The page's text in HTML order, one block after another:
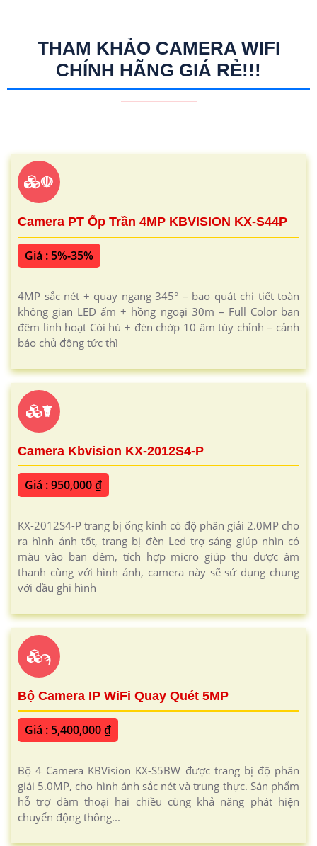
THAM KHẢO CAMERA WIFI
CHÍNH HÃNG GIÁ RẺ!!!
☫
Camera PT Ốp Trần 4MP KBVISION KX-S44P
Giá : 5%-35%
4MP sắc nét + quay ngang 345° – bao quát chi tiết toàn
không gian LED ấm + hồng ngoại 30m – Full Color ban
đêm linh hoạt Còi hú + đèn chớp 10 âm tùy chỉnh – cảnh
báo chủ động tức thì
☤
Camera Kbvision KX-2012S4-P
Giá : 950,000 ₫
KX-2012S4-P trang bị ống kính có độ phân giải 2.0MP cho
ra hình ảnh tốt, trang bị đèn Led trợ sáng giúp nhìn có
màu vào ban đêm, tích hợp micro giúp thu được âm
thanh cùng với hình ảnh, camera này sẽ sử dụng chung
với đầu ghi hình
ϡ
Bộ Camera IP WiFi Quay Quét 5MP
Giá : 5,400,000 ₫
Bộ 4 Camera KBVision KX-S5BW được trang bị độ phân
giải 5.0MP, cho hình ảnh sắc nét và trung thực. Sản phẩm
hỗ trợ đàm thoại hai chiều cùng khả năng phát hiện
chuyển động thông...